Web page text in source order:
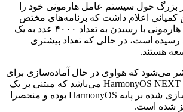
بزرگ حول سیستم عامل هارمونی خود را
کمپانی اعلام داشت که برنامه‌های مختص
سیستم عامل موبایل هارمونی با رسیدن به تعداد ۴۰۰۰ عدد به یک
است، در حالی که تعداد بیشتری
هستند.
می‌شود که هواوی در حال آماده‌سازی برای
عرضه سیستم عامل HarmonyOS NEXT‌ می‌باشد که مبتنی بر یک
سیستم عامل ساده‌سازی شده بر پایه HarmonyOS بوده و منحصرا
شده است.